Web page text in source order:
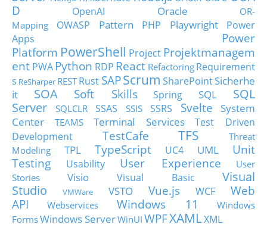
D
OpenAI Oracle
OR-
Mapping
OWASP Pattern PHP Playwright
Power
Apps
Power
Platform PowerShell Project Projektmanagem
ent PWA Python RDP React Refactoring Requirement
s ReSharper RESTRust SAPScrum SharePointSicherhe
it
SOA Soft Skills Spring SQL
SQL
Server
SQLCLR SSAS SSIS SSRS Svelte
System
Center
TEAMS Terminal Services
Test Driven
Development
TestCafe TFS
Threat
Modeling
TPL TypeScript UC4 UML
Unit
Testing
Usability User Experience
User
Stories
Visio Visual Basic
Visual
Studio
VMWare VSTO Vue.js WCF
Web
API
Webservices Windows 11
Windows
FormsWindows ServerWinUI WPFXAMLXML